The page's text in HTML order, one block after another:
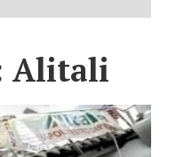
Alitali